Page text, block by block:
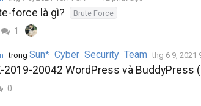
force là gì? Brute Force
1
trong Sun* Cyber Security Team thg 6 9, 2021
2019-20042 WordPress và BuddyPress
0